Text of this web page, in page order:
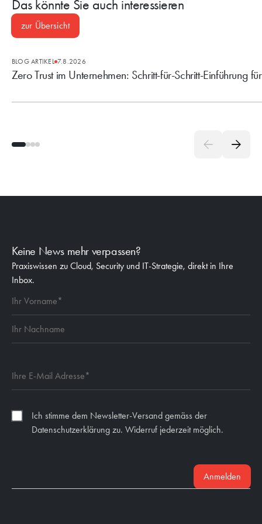
Das könnte Sie auch interessieren
zur Übersicht
BLOG ARTIKEL 7.8.2026
Zero Trust im Unternehmen: Schritt-für-Schritt-Einführung
Keine News mehr verpassen?
Praxiswissen zu Cloud, Security und IT-Strategie, direkt in Ihre
Inbox.
Ich stimme dem Newsletter-Versand gemäss der
Datenschutzerklärung zu. Widerruf jederzeit möglich.
Anmelden